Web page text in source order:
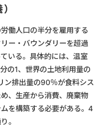
働人口の半分を雇用する
ー・バウンダリーを超過
いる。具体的には、温室
の1、世界の土地利用量の
ン排出量の90％が食料シス
、生産から消費、廃棄物
を構築する必要がある。4
。